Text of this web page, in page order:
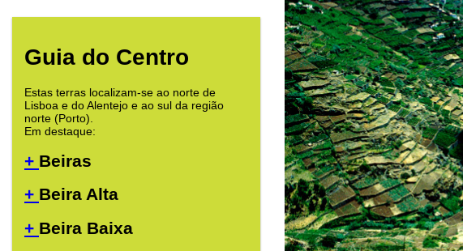
Guia do Centro
Estas terras localizam-se ao norte de
Lisboa e do Alentejo e ao sul da região
norte (Porto).
Em destaque:
+ Beiras
+ Beira Alta
+ Beira Baixa